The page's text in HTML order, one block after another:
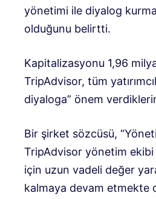
yönetimi ile diyalog
olduğunu belirtti.
Kapitalizasyonu 1,96
TripAdvisor, tüm
diyaloga” önem
Bir şirket sözcüsü,
TripAdvisor yönetim ekibi
için uzun vadeli değer
kalmaya devam etmekte